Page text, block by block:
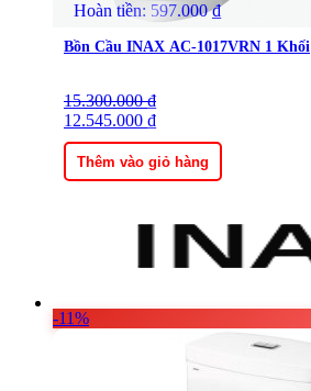
Hoàn tiền: 597.000₫
Bồn Cầu INAX AC-1017VRN 1 Khối
15.300.000₫
Giá
gốc
là:
15.300.000 ₫.
12.545.000 ₫
Giá
hiện
tại
là:
12.545.000 ₫.
Thêm vào giỏ hàng
-11%